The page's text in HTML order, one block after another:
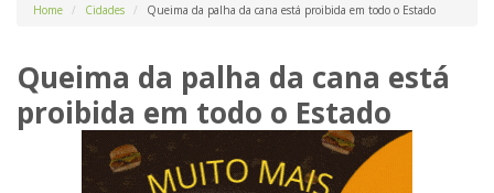
Home Cidades Queima da palha da cana está proibida em todo o Estado
Queima da palha da cana está
proibida em todo o Estado